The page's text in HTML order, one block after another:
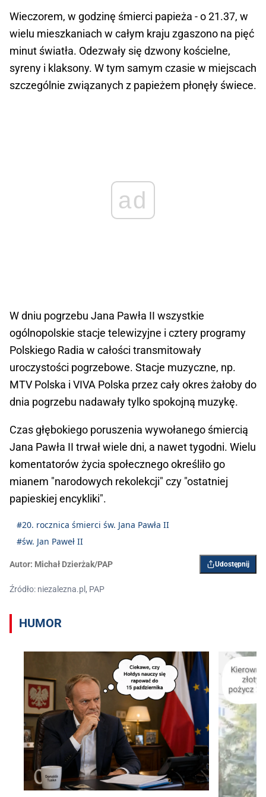
Wieczorem, w godzinę śmierci papieża - o 21.37, w
wielu mieszkaniach w całym kraju zgaszono na pięć
minut światła. Odezwały się dzwony kościelne,
syreny i klaksony. W tym samym czasie w miejscach
szczególnie związanych z papieżem płonęły świece.
ad
W dniu pogrzebu Jana Pawła II wszystkie
ogólnopolskie stacje telewizyjne i cztery programy
Polskiego Radia w całości transmitowały
uroczystości pogrzebowe. Stacje muzyczne, np.
MTV Polska i VIVA Polska przez cały okres żałoby do
dnia pogrzebu nadawały tylko spokojną muzykę.
Czas głębokiego poruszenia wywołanego śmiercią
Jana Pawła II trwał wiele dni, a nawet tygodni. Wielu
komentatorów życia społecznego określiło go
mianem "narodowych rekolekcji" czy "ostatniej
papieskiej encykliki".
#20. rocznica śmierci św. Jana Pawła II
#św. Jan Paweł II
Autor: Michał Dzierżak/PAP Udostępnij
Źródło: niezalezna.pl, PAP
HUMOR